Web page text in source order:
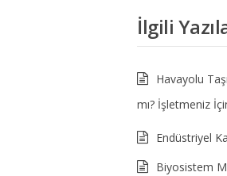
İlgili
Havayolu
mı? İşletmeniz
Endüstriyel
Biyosistem